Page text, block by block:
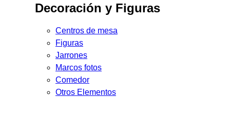
Decoración y Figuras
Centros de mesa
Figuras
Jarrones
Marcos fotos
Comedor
Otros Elementos